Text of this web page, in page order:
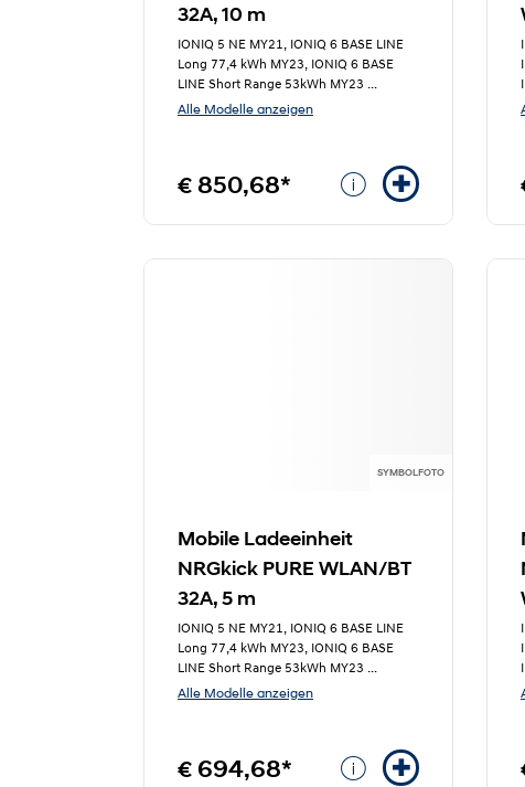
32A, 10 m
IONIQ 5 NE MY21, IONIQ 6 BASE LINE
Long 77,4 kWh MY23, IONIQ 6 BASE
LINE Short Range 53kWh MY23 ...
Alle Modelle anzeigen
€ 850,68*
SYMBOLFOTO
Mobile Ladeeinheit
NRGkick PURE WLAN/BT
32A, 5 m
IONIQ 5 NE MY21, IONIQ 6 BASE LINE
Long 77,4 kWh MY23, IONIQ 6 BASE
LINE Short Range 53kWh MY23 ...
Alle Modelle anzeigen
€ 694,68*